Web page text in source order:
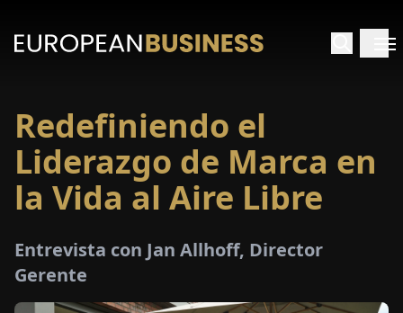
Redefiniendo el
Liderazgo de Marca en
la Vida al Aire Libre
Entrevista con Jan Allhoff, Director
Gerente